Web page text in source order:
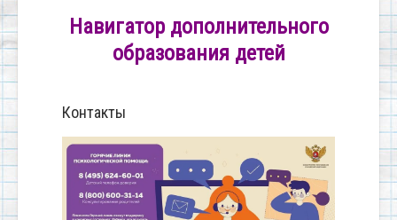
Навигатор дополнительного
образования детей
Контакты